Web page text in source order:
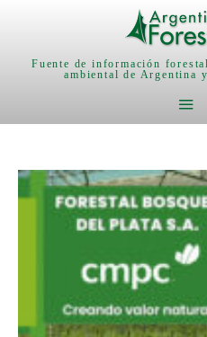
Fuente de información
ambiental de Argentina